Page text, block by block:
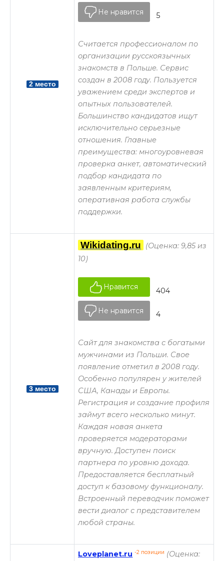
2 место
Не нравится 5
Считается профессионалом по
организации русскоязычных
знакомств в Польше. Сервис
создан в 2008 году. Пользуется
уважением среди экспертов и
опытных пользователей.
Большинство кандидатов ищут
исключительно серьезные
отношения. Главные
преимущества: многоуровневая
проверка анкет, автоматический
подбор кандидата по
заявленным критериям,
оперативная работа службы
поддержки.
3 место
Wikidating.ru
(Оценка: 9,85 из
10)
Нравится 404
Не нравится 4
Сайт для знакомства с богатыми
мужчинами из Польши. Свое
появление отметил в 2008 году.
Особенно популярен у жителей
США, Канады и Европы.
Регистрация и создание профиля
займут всего несколько минут.
Каждая новая анкета
проверяется модераторами
вручную. Доступен поиск
партнера по уровню дохода.
Предоставляется бесплатный
доступ к базовому функционалу.
Встроенный переводчик поможет
вести диалог с представителем
любой страны.
Loveplanet.ru -2 позиции (Оценка: